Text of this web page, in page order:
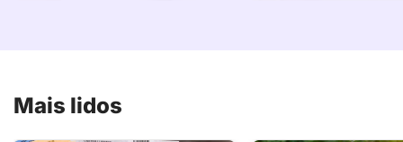
Mais lidos